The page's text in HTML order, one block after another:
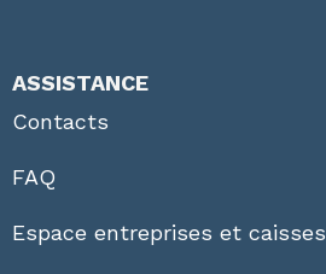
ASSISTANCE
Contacts
FAQ
Espace entreprises et caisses